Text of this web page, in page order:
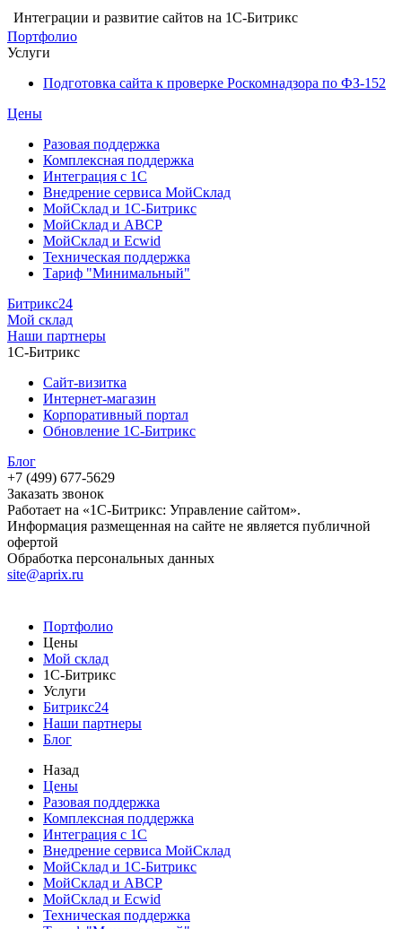
Интеграции и развитие сайтов на 1С-Битрикс
Портфолио
Услуги
Подготовка сайта к проверке Роскомнадзора по ФЗ-152
Цены
Разовая поддержка
Комплексная поддержка
Интеграция с 1С
Внедрение сервиса МойСклад
МойСклад и 1С-Битрикс
МойСклад и ABCP
МойСклад и Ecwid
Техническая поддержка
Тариф "Минимальный"
Битрикс24
Мой склад
Наши партнеры
1С-Битрикс
Сайт-визитка
Интернет-магазин
Корпоративный портал
Обновление 1С-Битрикс
Блог
+7 (499) 677-5629
Заказать звонок
Работает на «1С-Битрикс: Управление сайтом».
Информация размещенная на сайте не является публичной
офертой
Обработка персональных данных
site@aprix.ru
Портфолио
Цены
Мой склад
1С-Битрикс
Услуги
Битрикс24
Наши партнеры
Блог
Назад
Цены
Разовая поддержка
Комплексная поддержка
Интеграция с 1С
Внедрение сервиса МойСклад
МойСклад и 1С-Битрикс
МойСклад и ABCP
МойСклад и Ecwid
Техническая поддержка